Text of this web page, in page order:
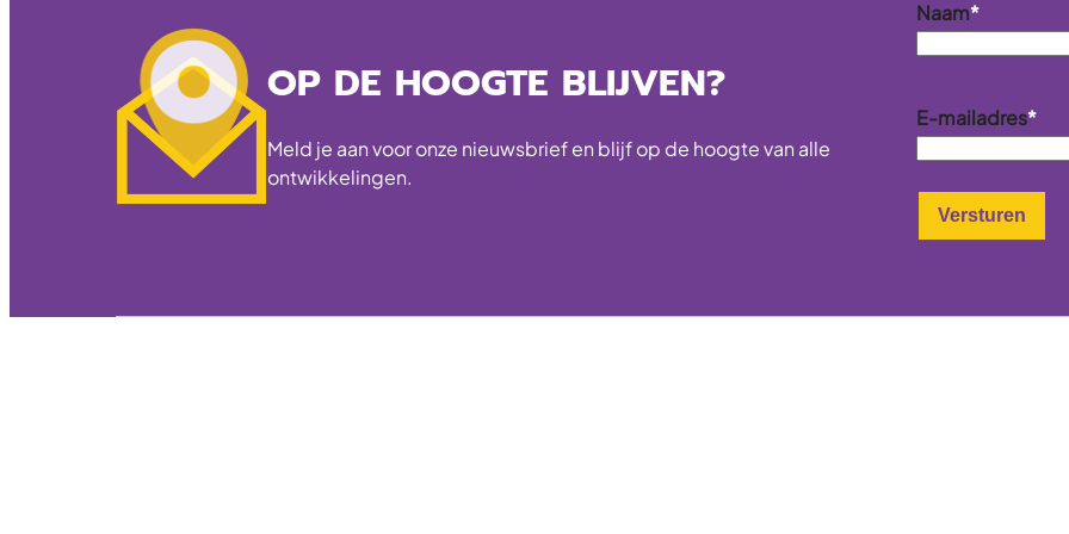
OP DE HOOGTE BLIJVEN?
Meld je aan voor onze nieuwsbrief en blijf op de hoogte van alle
ontwikkelingen.
Naam*
E-mailadres*